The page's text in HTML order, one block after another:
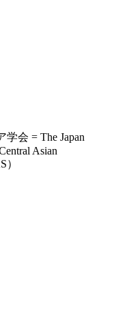
学会 = The Japan
Asian
）